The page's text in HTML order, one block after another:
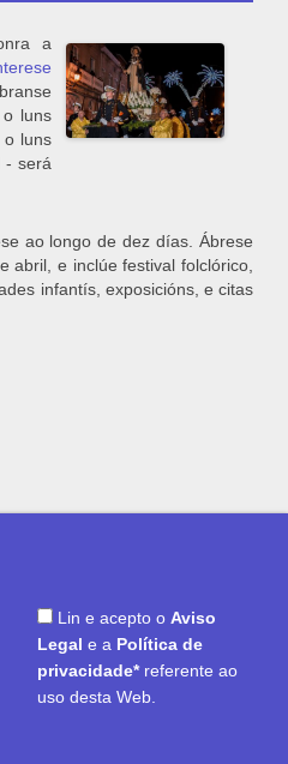
a
luns
o luns
- será
ao longo de dez días. Ábrese
abril, e inclúe festival folclórico,
infantís, exposicións, e citas
Lin e acepto o Aviso
Legal e a Política de
privacidade* referente ao
uso desta Web.